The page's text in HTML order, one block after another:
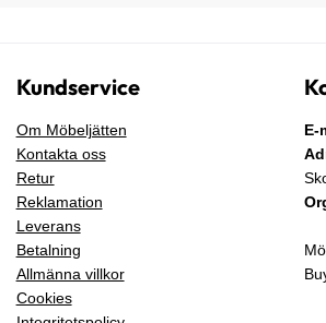
Kundservice
Om Möbeljätten
Kontakta oss
Retur
Reklamation
Leverans
Betalning
Allmänna villkor
Cookies
E-